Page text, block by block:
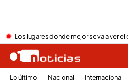
Los lugares donde mejor se va a ver
Lo último Nacional Internacional